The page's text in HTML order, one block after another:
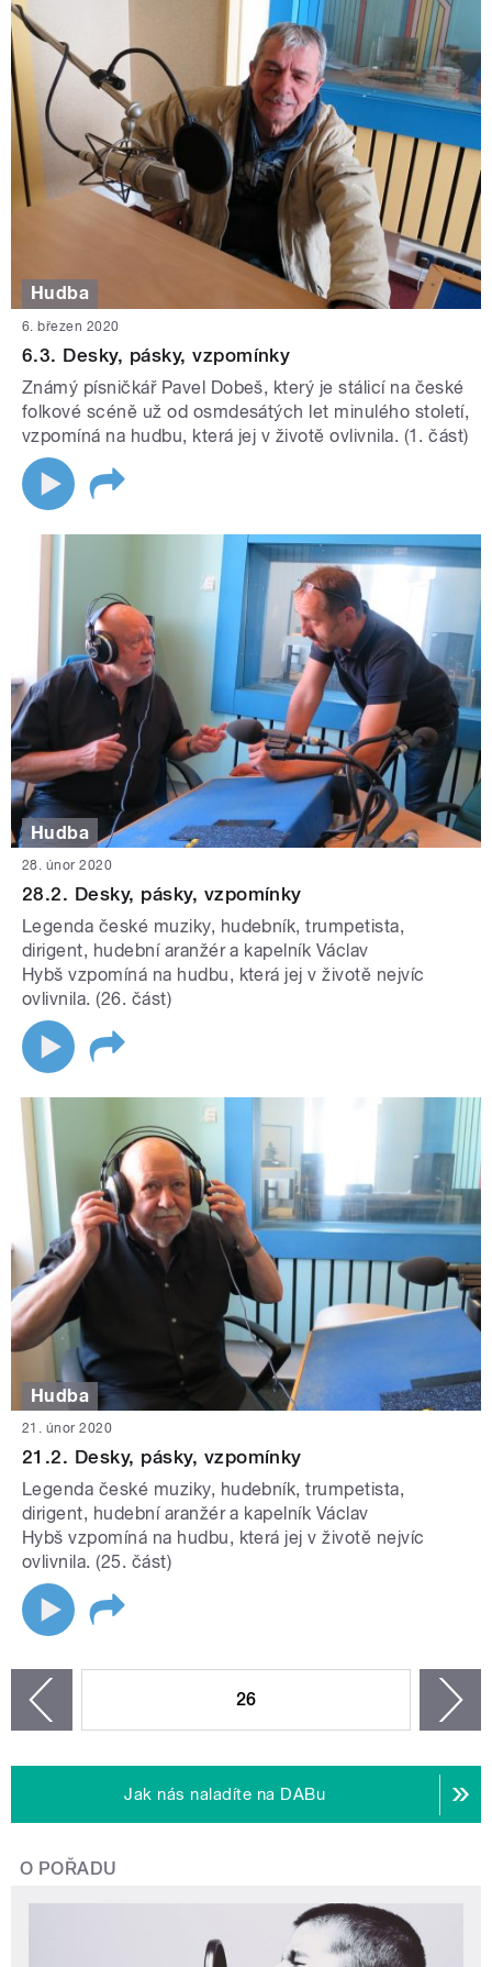
Hudba
6. březen 2020
6.3. Desky, pásky, vzpomínky
Známý písničkář Pavel Dobeš, který je stálicí na české
folkové scéně už od osmdesátých let minulého století,
vzpomíná na hudbu, která jej v životě ovlivnila. (1. část)
Hudba
28. únor 2020
28.2. Desky, pásky, vzpomínky
Legenda české muziky, hudebník, trumpetista,
dirigent, hudební aranžér a kapelník Václav
Hybš vzpomíná na hudbu, která jej v životě nejvíc
ovlivnila. (26. část)
Hudba
21. únor 2020
21.2. Desky, pásky, vzpomínky
Legenda české muziky, hudebník, trumpetista,
dirigent, hudební aranžér a kapelník Václav
Hybš vzpomíná na hudbu, která jej v životě nejvíc
ovlivnila. (25. část)
26
Jak nás naladíte na DABu
O POŘADU